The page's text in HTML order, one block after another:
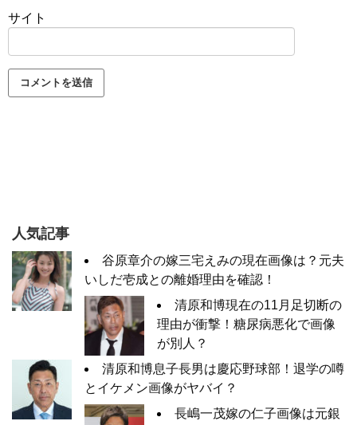
サイト
人気記事
谷原章介の嫁三宅えみの現在画像は？元夫
いしだ壱成との離婚理由を確認！
清原和博現在の11月足切断の
理由が衝撃！糖尿病悪化で画像
が別人？
清原和博息子長男は慶応野球部！退学の噂
とイケメン画像がヤバイ？
長嶋一茂嫁の仁子画像は元銀